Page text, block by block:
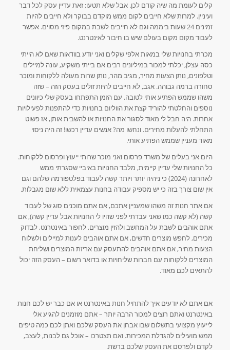
קלים לעומת מה שיה קודם לכן. אבל שלא תטעו: זאת עדיין עסק לכל דבר
ועיניין. למרות שלא חייבים לקום ממש מוקדם בבוקר ולא חייבים להיות
זמינים 24 שעות ביממה וגם לא חייבים לשבת במקום פיזי מסוים. אפשר
לעבוד מקום מקום בעולם שיש בו חיבור לאינטרנט.
מכרתי בחנויות שלי במאות אלפי שקלים ואני יודע בוודאות שאם לא הייתי
כסה עצלן, יכלתי למכור במיליונים רבים אם בייתי משקיע, עונה למיילים
וטלפונים, נותן הצעות מחיר, מגיב מהר, נותן שרות מעולה ללקוחות ומוכר
סחורה ברמה גבוהה. אגב, לא חייבים להיות זולים בעסק הזה – שזה
משהו שממש הפתיע אותי לטובה. עם הזמן התפתחו בעסק שלי כיוונים
נוספים והחלטתי להוריד קצת את הווליום בחנויות כדי להתפנות לפעילויות
אחרות. היה חבל לי מאוד לסגור את החנויות או להשבית אותן, אז פשוט
התחלתי להעלות מחירים. ונחשו מה? אנשים עדיין רכשו! זה היה ניסוי
מאוד מעניין שממש הפתיע אותי.
היום אני בעלים של משרד פרסום ואני מוכר שרותי ייעוץ ופרסום ללקוחות.
כל החנויות שלי עדיין קיימית, מלבד החנויות באיביי שסגרתי ממש
לאחרונה (2024) כי ניהיה יותר ויותר קשה לעבוד בפלטפורמה שלהם וגם
אין שום צורך בזה כי יש מספיק עבודה בחנות עצמאית ללא שום מגבלות.
אם אתר חנות זה משהו שמעניין אתכם, אם אתם מוכנים סוג של לעבוד
קשה (לא קשה כמו שאני עבדתי לפני שהיו לי החנויות אבל עדיין קשה), אם
אתם אוהבים לשבת על המחשב ולהזין מוצרים, לחפור באינטרנט, לבדוק
מכירים, לחפש מוצרים חדשים, אם אתם אוהבים לענות למיילים ולשלוח
הצעות מחיר, אם אתם אוהבים להתעסק עם אריזת המוצרים ושליחת
המוצרים ללקוחות עם חברות שליחויות או בדואר רשום – העסק הזה יכול
להתאים לכם מאוד.
אם אתם לא יודעים איך להתחיל חנות באינטרנט או אם כבר יש לכם חנות
באינטרנט ואתם רוצים למכור הרבה יותר – אתם מוזמנים להגיע אלי
לייעוץ מקצועי בתשלום שבו אבחן את העסק שלכם ואתן לכם כמה טיפים
ממש מועילים להגדלת המכירות. ואם תצטרכו – אוכל גם לבנות, לעצב,
לקדם ולפרסם את העסק שלכם ברשת.